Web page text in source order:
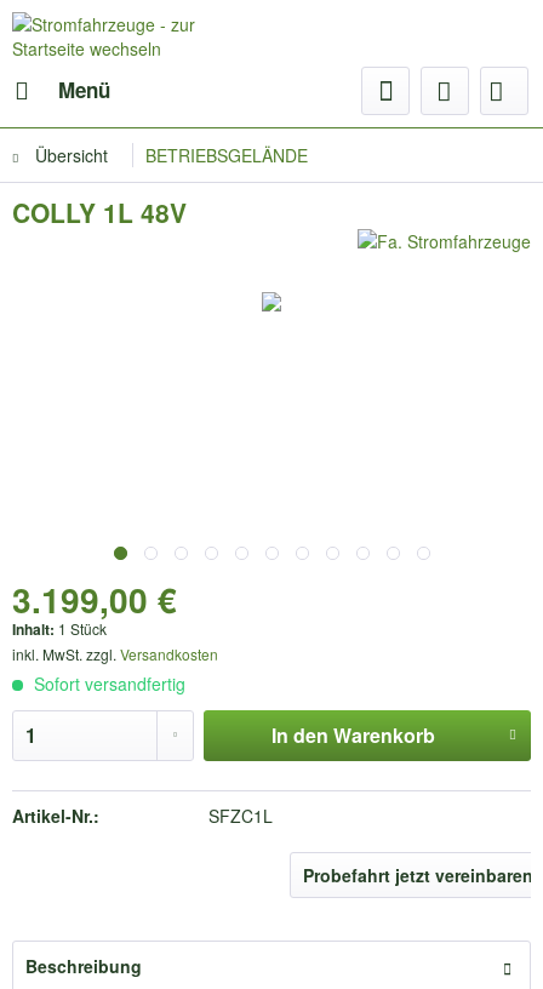
Menü
Übersicht BETRIEBSGELÄNDE
COLLY 1L 48V
3.199,00 €
Inhalt: 1 Stück
inkl. MwSt. zzgl. Versandkosten
Sofort versandfertig
In den Warenkorb
Artikel-Nr.: SFZC1L
Probefahrt jetzt vereinbaren
Beschreibung